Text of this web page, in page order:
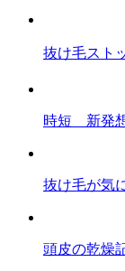
抜け毛スト
時短 新発
抜け毛が気
頭皮の乾燥